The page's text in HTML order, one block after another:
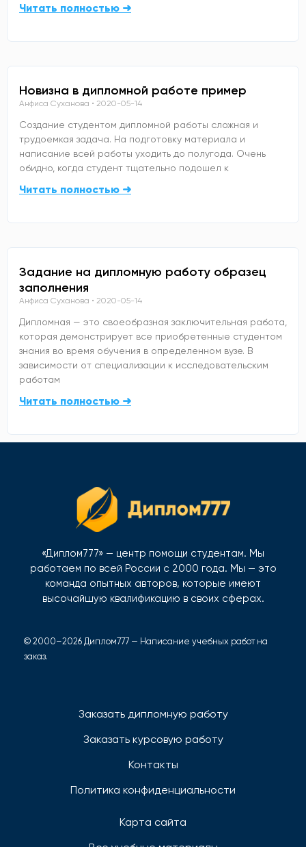
Читать полностью ➜
Новизна в дипломной работе пример
Анфиса Суханова 2020-05-14
Создание студентом дипломной работы сложная и
трудоемкая задача. На подготовку материала и
написание всей работы уходить до полугода. Очень
обидно, когда студент тщательно подошел к
Читать полностью ➜
Задание на дипломную работу образец
заполнения
Анфиса Суханова 2020-05-14
Дипломная — это своеобразная заключительная работа,
которая демонстрирует все приобретенные студентом
знания во время обучения в определенном вузе. В
зависимости от специализации к исследовательским
работам
Читать полностью ➜
«Диплом777» — центр помощи студентам. Мы
работаем по всей России с 2000 года. Мы — это
команда опытных авторов, которые имеют
высочайшую квалификацию в своих сферах.
© 2000–2026 Диплом777 — Написание учебных работ на
заказ.
Заказать дипломную работу
Заказать курсовую работу
Контакты
Политика конфиденциальности
Карта сайта